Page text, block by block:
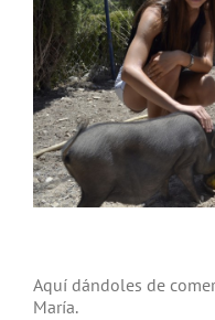
Aquí dándoles de
María.